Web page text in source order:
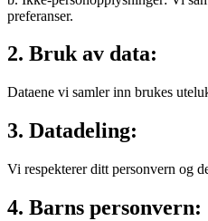
preferanser.
2. Bruk av data:
Dataene vi samler inn brukes
3. Datadeling:
Vi respekterer ditt personvern og
4. Barns personvern: